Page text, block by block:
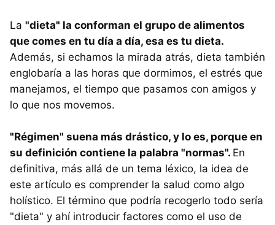
La "dieta" la conforman el grupo de alimentos
que comes en tu día a día, esa es tu dieta.
Además, si echamos la mirada atrás, dieta también
englobaría a las horas que dormimos, el estrés que
manejamos, el tiempo que pasamos con amigos y
lo que nos movemos.
"Régimen" suena más drástico, y lo es, porque en
su definición contiene la palabra "normas". En
definitiva, más allá de un tema léxico, la idea de
este artículo es comprender la salud como algo
holístico. El término que podría recogerlo todo sería
"dieta" y ahí introducir factores como el uso de